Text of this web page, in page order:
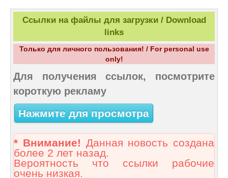
Ссылки на файлы для загрузки / Download
links
Только для личного пользования! / For personal use
only!
Для получения ссылок, посмотрите
короткую рекламу
Нажмите для просмотра
* Внимание! Данная новость создана
более 2 лет назад.
Вероятность что ссылки рабочие
очень низкая.